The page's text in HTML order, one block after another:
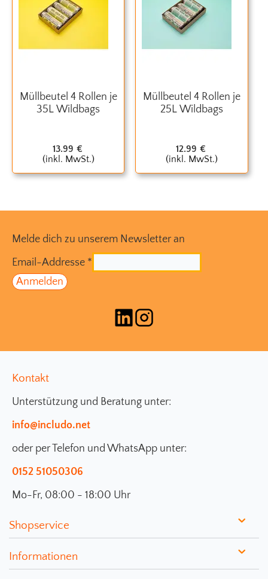
Müllbeutel 4 Rollen je
35L Wildbags
13.99 €
(inkl. MwSt.)
Müllbeutel 4 Rollen je
25L Wildbags
12.99 €
(inkl. MwSt.)
Melde dich zu unserem Newsletter an
Email-Addresse *
Kontakt
Unterstützung und Beratung unter:
info@includo.net
oder per Telefon und WhatsApp unter:
0152 51050306
Mo-Fr, 08:00 - 18:00 Uhr
Shopservice
Informationen